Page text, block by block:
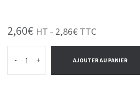
2,60€ HT - 2,86€TTC
- + AJOUTER AU PANIER